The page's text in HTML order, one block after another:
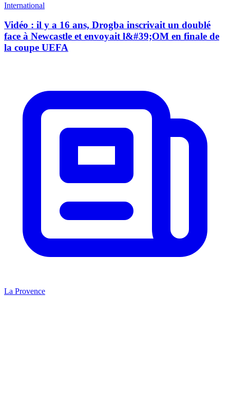
International
Vidéo : il y a 16 ans, Drogba inscrivait un doublé
face à Newcastle et envoyait l&#39;OM en finale de
la coupe UEFA
La Provence